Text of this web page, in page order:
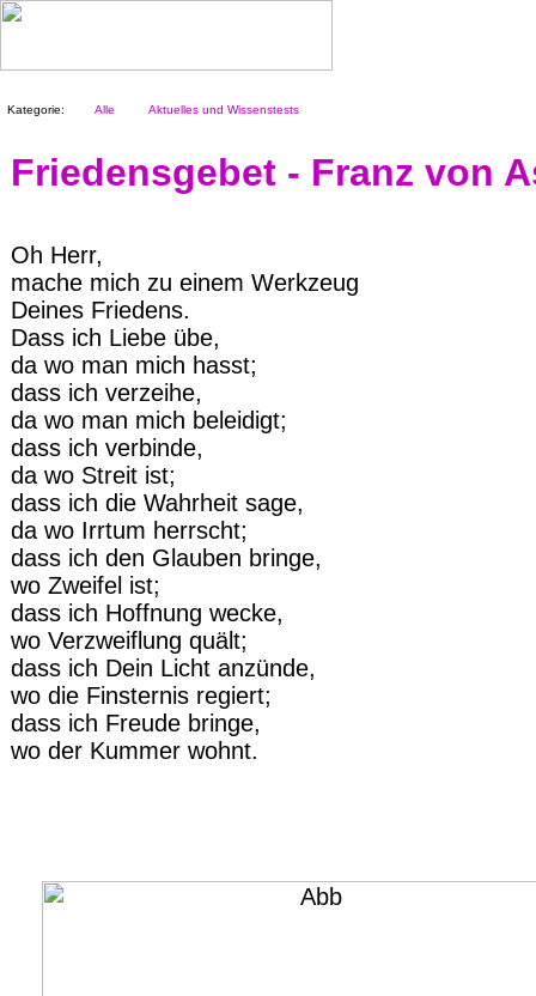
Kategorie: Alle Aktuelles und Wissenstests
Friedensgebet - Franz von
Oh Herr,
mache mich zu einem Werkzeug
Deines Friedens.
Dass ich Liebe übe,
da wo man mich hasst;
dass ich verzeihe,
da wo man mich beleidigt;
dass ich verbinde,
da wo Streit ist;
dass ich die Wahrheit sage,
da wo Irrtum herrscht;
dass ich den Glauben bringe,
wo Zweifel ist;
dass ich Hoffnung wecke,
wo Verzweiflung quält;
dass ich Dein Licht anzünde,
wo die Finsternis regiert;
dass ich Freude bringe,
wo der Kummer wohnt.